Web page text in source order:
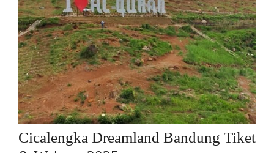
Cicalengka Dreamland Bandung Tiket